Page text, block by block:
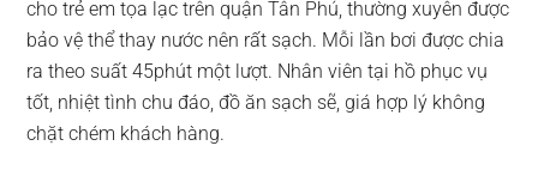
cho trẻ em tọa lạc trên quận Tân Phú, thường xuyên được
bảo vệ thể thay nước nên rất sạch. Mỗi lần bơi được chia
ra theo suất 45phút một lượt. Nhân viên tại hồ phục vụ
tốt, nhiệt tình chu đáo, đồ ăn sạch sẽ, giá hợp lý không
chặt chém khách hàng.